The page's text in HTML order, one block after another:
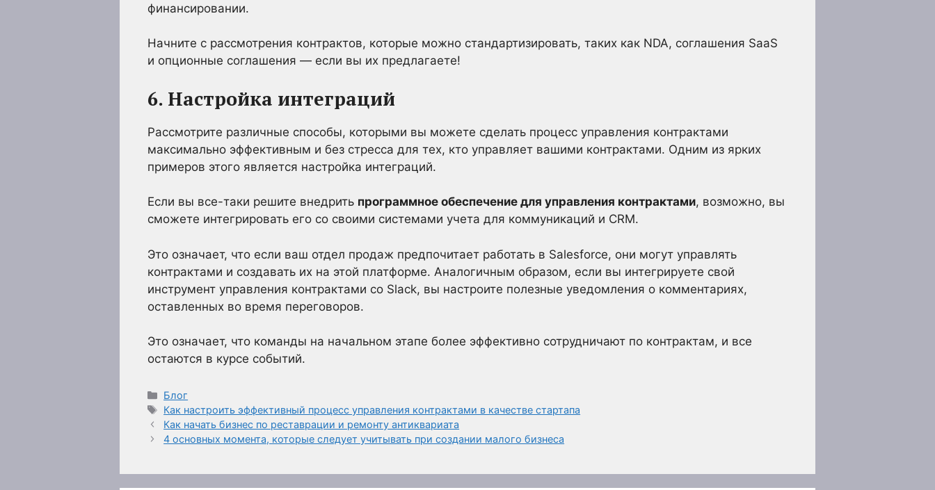
финансировании.
Начните с рассмотрения контрактов, которые можно стандартизировать, таких как NDA, соглашения SaaS
и опционные соглашения — если вы их предлагаете!
6. Настройка интеграций
Рассмотрите различные способы, которыми вы можете сделать процесс управления контрактами
максимально эффективным и без стресса для тех, кто управляет вашими контрактами. Одним из ярких
примеров этого является настройка интеграций.
Если вы все-таки решите внедрить программное обеспечение для управления контрактами, возможно, вы
сможете интегрировать его со своими системами учета для коммуникаций и CRM.
Это означает, что если ваш отдел продаж предпочитает работать в Salesforce, они могут управлять
контрактами и создавать их на этой платформе. Аналогичным образом, если вы интегрируете свой
инструмент управления контрактами со Slack, вы настроите полезные уведомления о комментариях,
оставленных во время переговоров.
Это означает, что команды на начальном этапе более эффективно сотрудничают по контрактам, и все
остаются в курсе событий.
Рубрики
Блог
Метки
Как настроить эффективный процесс управления контрактами в качестве стартапа
Как начать бизнес по реставрации и ремонту антиквариата
4 основных момента, которые следует учитывать при создании малого бизнеса